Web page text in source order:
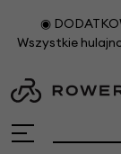
◉
Wszystkie